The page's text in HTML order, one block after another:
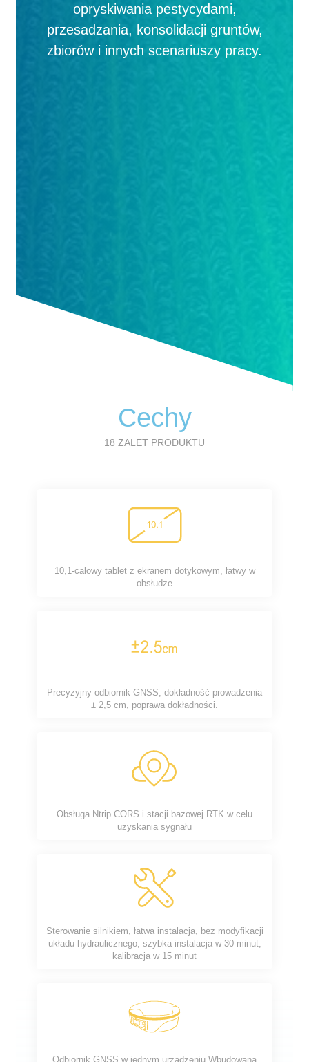
opryskiwania pestycydami,
przesadzania, konsolidacji gruntów,
zbiorów i innych scenariuszy pracy.
Cechy
18 ZALET PRODUKTU
10,1-calowy tablet z ekranem dotykowym, łatwy w
obsłudze
Precyzyjny odbiornik GNSS, dokładność prowadzenia
± 2,5 cm, poprawa dokładności.
Obsługa Ntrip CORS i stacji bazowej RTK w celu
uzyskania sygnału
Sterowanie silnikiem, łatwa instalacja, bez modyfikacji
układu hydraulicznego, szybka instalacja w 30 minut,
kalibracja w 15 minut
Odbiornik GNSS w jednym urządzeniu Wbudowana